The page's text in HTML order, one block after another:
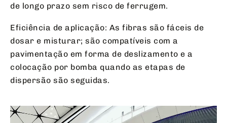
de longo prazo sem risco de ferrugem.
Eficiência de aplicação: As fibras são fáceis de
dosar e misturar; são compatíveis com a
pavimentação em forma de deslizamento e a
colocação por bomba quando as etapas de
dispersão são seguidas.